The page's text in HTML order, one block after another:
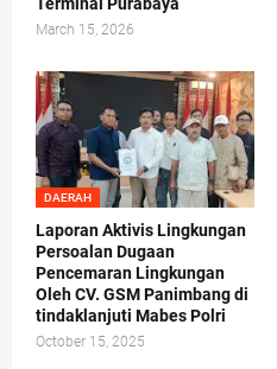
Terminal Purabaya
March 15, 2026
DAERAH
Laporan Aktivis Lingkungan
Persoalan Dugaan
Pencemaran Lingkungan
Oleh CV. GSM Panimbang di
tindaklanjuti Mabes Polri
October 15, 2025